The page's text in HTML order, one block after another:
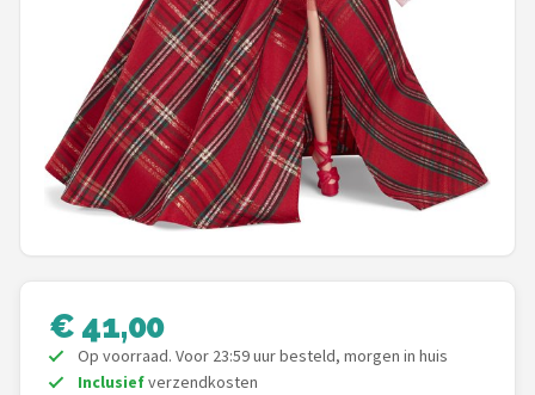
Rainbow High
Disney
Corolle
Heless
L.O.L. Surprise!
€ 41,00
Op voorraad. Voor 23:59 uur besteld, morgen in huis
Inclusiefverzendkosten